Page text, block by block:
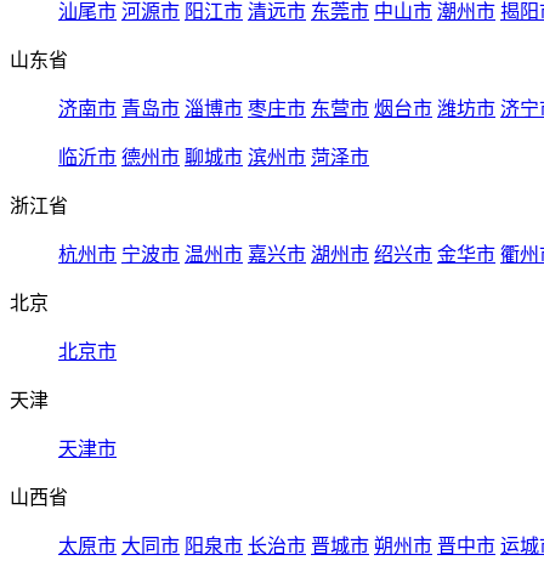
汕尾市 河源市 阳江市 清远市 东莞市 中山市 潮州市 揭阳
山东省
济南市 青岛市 淄博市 枣庄市 东营市 烟台市 潍坊市 济宁
临沂市 德州市 聊城市 滨州市 菏泽市
浙江省
杭州市 宁波市 温州市 嘉兴市 湖州市 绍兴市 金华市 衢州
北京
北京市
天津
天津市
山西省
太原市 大同市 阳泉市 长治市 晋城市 朔州市 晋中市 运城